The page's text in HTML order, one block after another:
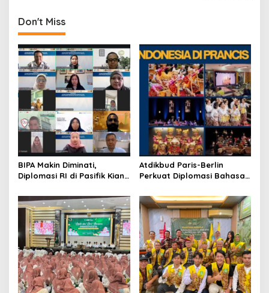
t
n
a
v
i
g
a
t
i
o
n
Don't Miss
BIPA Makin Diminati,
Diplomasi RI di Pasifik Kian
Atdikbud Paris-Berlin
Perkuat Diplomasi Bahasa